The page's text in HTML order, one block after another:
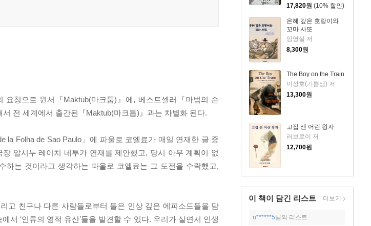
17,820원 (10% 할인)
은혜 갚은 호랑이와
꼬마 사또
임영실 저
8,300원
The Boy on the Train
이성호(기쁨샘) 저
13,300원
고집 센 어린 왕자
러브로이 저
12,700원
이 책이 담긴 리스트 더보기
n******5님의 리스트
청으로 원서『Maktub(마크툽)』에, 베스트셀러『마법의 순
전 세계에서 출간된『Maktub(마크툽)』과는 차별화 된다.
la Folha de Sao Paulo」에 파울로 코엘료가 매일 연재한 글 중
알시누 레이치 네투가 연재를 제안했고, 당시 아무 계획이 없
는 것이라고 생각하는 파울로 코엘료는 그 도전을 수락했고,
고 친구나 다른 사람들로부터 들은 인상 깊은 에피소드들을 담
서 ‘인류의 영적 유산’들을 발견할 수 있다. 우리가 살면서 인생